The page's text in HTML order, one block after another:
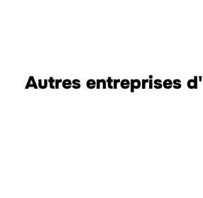
Autres entreprises d'